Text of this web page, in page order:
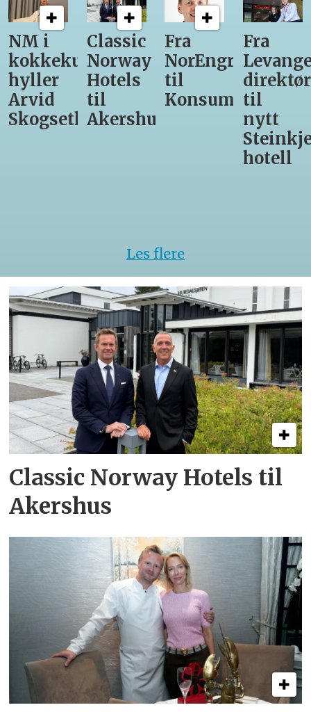
Classic
Norway
Hotels
til
Akershus
Fra
NorEngros
til
Konsumgruppen
Fra
Levanger-
direktør
til
Steinkjer-
12
får
være
med
Asko
Les flere
Classic Norway Hotels til
Akershus